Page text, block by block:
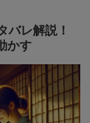
バレ解説！
かす